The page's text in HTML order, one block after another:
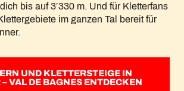
bis auf 3’330 m. Und für Kletterfans
im ganzen Tal bereit für
UND KLETTERSTEIGE IN
VAL DE BAGNES ENTDECKEN